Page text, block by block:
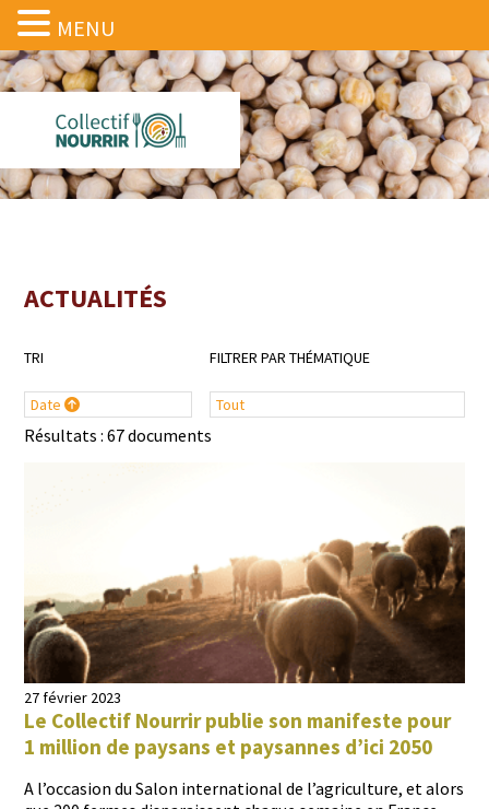
ACTUALITÉS
TRI
Date
FILTRER PAR THÉMATIQUE
Tout
Résultats : 67 documents
27 février 2023
Le Collectif Nourrir publie son manifeste pour
1 million de paysans et paysannes d’ici 2050
A l’occasion du Salon inter­na­tion­al de l’agriculture, et alors
MENU